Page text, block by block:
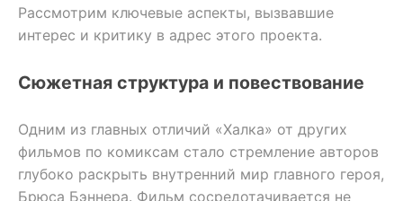
Рассмотрим ключевые аспекты, вызвавшие
интерес и критику в адрес этого проекта.
Сюжетная структура и повествование
Одним из главных отличий «Халка» от других
фильмов по комиксам стало стремление авторов
глубоко раскрыть внутренний мир главного героя,
Брюса Бэннера. Фильм сосредотачивается не